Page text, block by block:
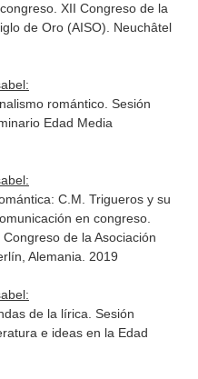
XII Congreso de la
de Oro (AISO). Neuchâtel
romántico. Sesión
Edad Media
C.M. Trigueros y su
en congreso.
de la Asociación
Alemania. 2019
de la lírica. Sesión
e ideas en la Edad